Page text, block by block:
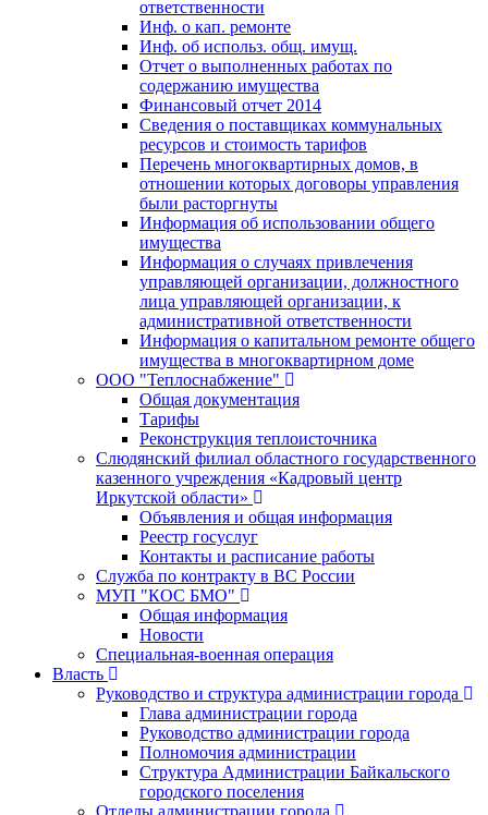
ответственности
Инф. о кап. ремонте
Инф. об использ. общ. имущ.
Отчет о выполненных работах по
содержанию имущества
Финансовый отчет 2014
Сведения о поставщиках коммунальных
ресурсов и стоимость тарифов
Перечень многоквартирных домов, в
отношении которых договоры управления
были расторгнуты
Информация об использовании общего
имущества
Информация о случаях привлечения
управляющей организации, должностного
лица управляющей организации, к
административной ответственности
Информация о капитальном ремонте общего
имущества в многоквартирном доме
ООО "Теплоснабжение"
Общая документация
Тарифы
Реконструкция теплоисточника
Слюдянский филиал областного государственного
казенного учреждения «Кадровый центр
Иркутской области»
Объявления и общая информация
Реестр госуслуг
Контакты и расписание работы
Служба по контракту в ВС России
МУП "КОС БМО"
Общая информация
Новости
Специальная-военная операция
Власть
Руководство и структура администрации города
Глава администрации города
Руководство администрации города
Полномочия администрации
Структура Администрации Байкальского
городского поселения
Отделы администрации города